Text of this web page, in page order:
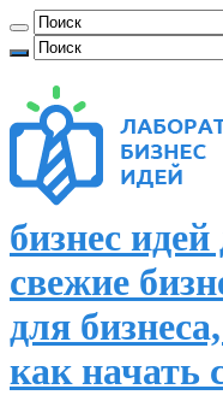
бизнес
свежие
для
как начать